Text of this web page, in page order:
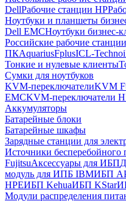
DellРабочие станции HP
Ноутбуки и планшеты
Dell EMCНоутбуки бизнес-
Российские рабочие
ПКAquariusFplusICL-Techno
Тонкие и нулевые клиенты
Сумки для ноутбуков
KVM-переключателиKVM
EMCKVM-переключатели
Аккумуляторы
Батарейные блоки
Батарейные шкафы
Зарядные станции для
Источники бесперебойного
FujitsuАксессуары для ИБП
модуль для ИПБ IBMИБП
HPEИБП KehuaИБП KStar
Модули распределения